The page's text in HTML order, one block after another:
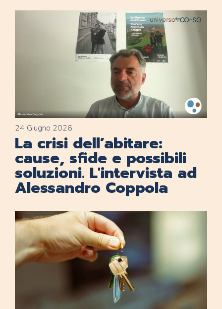
24 Giugno 2026
La crisi dell’abitare:
cause, sfide e possibili
soluzioni. L'intervista ad
Alessandro Coppola